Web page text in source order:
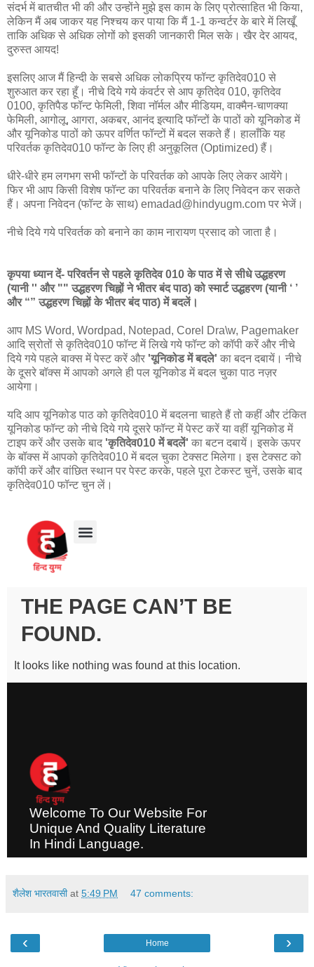
संदर्भ में बातचीत भी की और उन्होंने मुझे इस काम के लिए प्रोत्साहित भी किया,
लेकिन मैं अब जाकर यह निश्चय कर पाया कि मैं 1-1 कन्वर्टर के बारे में लिखूँ
ताकि अधिक से अधिक लोगों को इसकी जानकारी मिल सके। खैर देर आयद,
दुरुस्त आयद!
इसलिए आज मैं हिन्दी के सबसे अधिक लोकप्रिय फॉन्ट कृतिदेव010 से
शुरुआत कर रहा हूँ। नीचे दिये गये कंवर्टर से आप कृतिदेव 010, कृतिदेव
0100, कृतिपैड फॉन्ट फेमिली, शिवा नॉर्मल और मीडियम, वाक्‍मैन-चाणक्या
फेमिली, आगोलू, आगरा, अकबर, आनंद इत्यादि फॉन्टों के पाठों को यूनिकोड में
और यूनिकोड पाठों को ऊपर वर्णित फॉन्टों में बदल सकते हैं। हालाँकि यह
परिवर्तक कृतिदेव010 फॉन्ट के लिए ही अनुकूलित (Optimized) हैं।
धीरे-धीरे हम लगभग सभी फॉन्टों के परिवर्तक को आपके लिए लेकर आयेंगे।
फिर भी आप किसी विशेष फॉन्ट का परिवर्तक बनाने के लिए निवेदन कर सकते
हैं। अपना निवेदन (फॉन्ट के साथ) emadad@hindyugm.com पर भेजें।
नीचे दिये गये परिवर्तक को बनाने का काम नारायण प्रसाद को जाता है।
कृपया ध्यान दें- परिवर्तन से पहले कृतिदेव 010 के पाठ में से सीधे उद्धहरण
(यानी '' और "" उद्धहरण चिह्नों ने भीतर बंद पाठ) को स्मार्ट उद्धहरण (यानी ‘ ’
और “” उद्धहरण चिह्नों के भीतर बंद पाठ) में बदलें।
आप MS Word, Wordpad, Notepad, Corel Dra\w, Pagemaker
आदि स्रोतों से कृतिदेव010 फॉन्ट में लिखे गये फॉन्ट को कॉपी करें और नीचे
दिये गये पहले बाक्स में पेस्ट करें और 'यूनिकोड में बदले' का बदन दबायें। नीचे
के दूसरे बॉक्स में आपको अगले ही पल यूनिकोड में बदल चुका पाठ नज़र
आयेगा।
यदि आप यूनिकोड पाठ को कृतिदेव010 में बदलना चाहते हैं तो कहीं और टंकित
यूनिकोड फॉन्ट को नीचे दिये गये दूसरे फॉन्ट में पेस्ट करें या वहीं यूनिकोड में
टाइप करें और उसके बाद 'कृतिदेव010 में बदलें' का बटन दबायें। इसके ऊपर
के बॉक्स में आपको कृतिदेव010 में बदल चुका टेक्सट मिलेगा। इस टेक्सट को
कॉपी करें और वांछित स्थान पर पेस्ट करके, पहले पूरा टेकस्ट चुनें, उसके बाद
कृतिदेव010 फॉन्ट चुन लें।
शैलेश भारतवासी at 5:49 PM 47 comments:
‹ ›
Home